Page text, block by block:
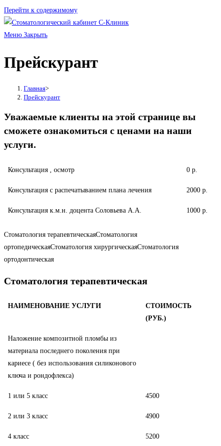
Перейти к содержимому
Меню Закрыть
Прейскурант
Главная>
Прейскурант
Уважаемые клиенты на этой странице вы
сможете ознакомиться с ценами на наши
услуги.
Консультация , осмотр 0 р.
Консультация с распечатыванием плана лечения 2000 р.
Консультация к.м.н. доцента Соловьева А.А. 1000 р.
Стоматология терапевтическаяСтоматология
ортопедическаяСтоматология хирургическаяСтоматология
ортодонтическая
Стоматология терапевтическая
НАИМЕНОВАНИЕ УСЛУГИ
СТОИМОСТЬ
(РУБ.)
Наложение композитной пломбы из
материала последнего поколения при
кариесе ( без использования силиконового
ключа и рондофлекса)
1 или 5 класс 4500
2 или 3 класс 4900
4 класс 5200